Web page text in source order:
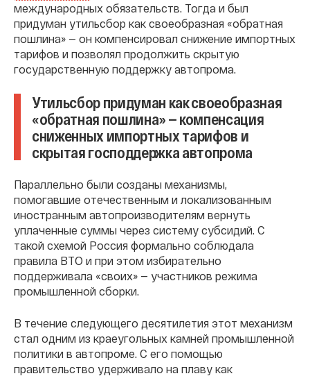
международных обязательств. Тогда и был
придуман утильсбор как своеобразная «обратная
пошлина» — он компенсировал снижение импортных
тарифов и позволял продолжить скрытую
государственную поддержку автопрома.
Утильсбор придуман как своеобразная
«обратная пошлина» — компенсация
сниженных импортных тарифов и
скрытая господдержка автопрома
Параллельно были созданы механизмы,
помогавшие отечественным и локализованным
иностранным автопроизводителям вернуть
уплаченные суммы через систему субсидий. С
такой схемой Россия формально соблюдала
правила ВТО и при этом избирательно
поддерживала «своих» — участников режима
промышленной сборки.
В течение следующего десятилетия этот механизм
стал одним из краеугольных камней промышленной
политики в автопроме. С его помощью
правительство удерживало на плаву как